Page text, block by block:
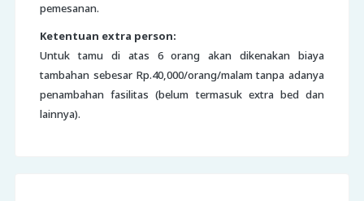
pemesanan.
Ketentuan extra person:
Untuk tamu di atas 6 orang akan dikenakan biaya
tambahan sebesar Rp.40,000/orang/malam tanpa adanya
penambahan fasilitas (belum termasuk extra bed dan
lainnya).